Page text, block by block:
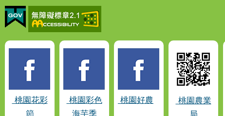
桃園花彩
節
桃園彩色
海芋季
桃園好農
桃園農業
局